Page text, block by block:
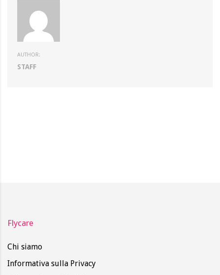
AUTHOR:
STAFF
Flycare
Chi siamo
Informativa sulla Privacy